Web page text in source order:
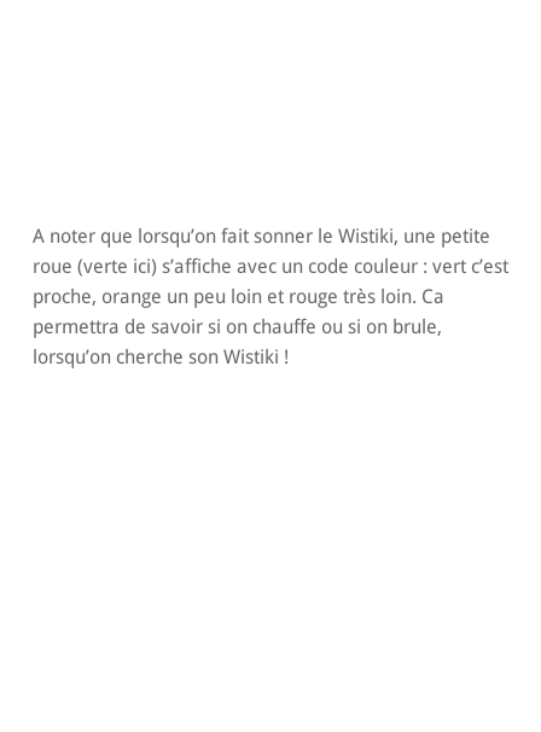
A noter que lorsqu’on fait sonner le Wistiki, une petite
roue (verte ici) s’affiche avec un code couleur : vert c’est
proche, orange un peu loin et rouge très loin. Ca
permettra de savoir si on chauffe ou si on brule,
lorsqu’on cherche son Wistiki !